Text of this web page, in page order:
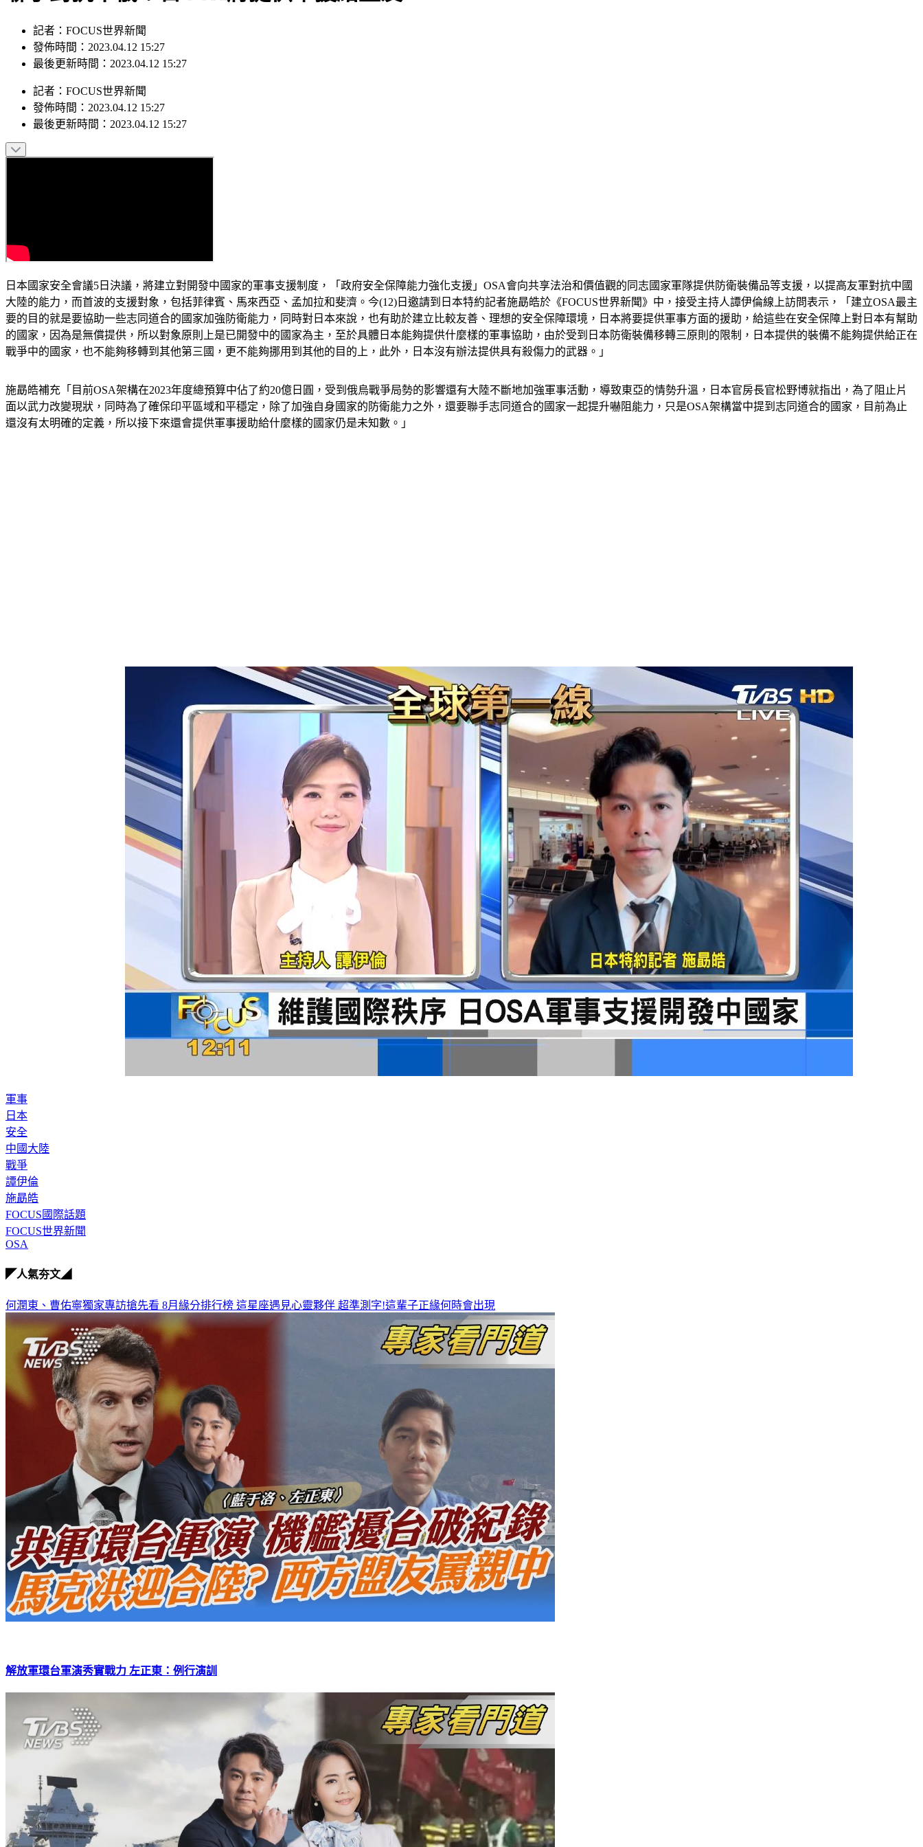
記者：FOCUS世界新聞
發佈時間：2023.04.12 15:27
最後更新時間：2023.04.12 15:27
記者 ： FOCUS世界新聞
發佈時間： 2023.04.12 15:27
最後更新時間： 2023.04.12 15:27
日本國家安全會議5日決議，將建立對開發中國家的軍事支援制度，「政府安全保障能力強化支援」OSA會向共享法治和價值觀的同志國家軍隊提供防衛裝備品等支援，以提高友軍對抗中國
大陸的能力，而首波的支援對象，包括菲律賓、馬來西亞、孟加拉和斐濟。今(12)日邀請到日本特約記者施勗皓於《FOCUS世界新聞》中，接受主持人譚伊倫線上訪問表示，「建立OSA最主
要的目的就是要協助一些志同道合的國家加強防衛能力，同時對日本來說，也有助於建立比較友善、理想的安全保障環境，日本將要提供軍事方面的援助，給這些在安全保障上對日本有幫助
的國家，因為是無償提供，所以對象原則上是已開發中的國家為主，至於具體日本能夠提供什麼樣的軍事協助，由於受到日本防衛裝備移轉三原則的限制，日本提供的裝備不能夠提供給正在
戰爭中的國家，也不能夠移轉到其他第三國，更不能夠挪用到其他的目的上，此外，日本沒有辦法提供具有殺傷力的武器。」
施勗皓補充「目前OSA架構在2023年度總預算中佔了約20億日圓，受到俄烏戰爭局勢的影響還有大陸不斷地加強軍事活動，導致東亞的情勢升溫，日本官房長官松野博就指出，為了阻止片
面以武力改變現狀，同時為了確保印平區域和平穩定，除了加強自身國家的防衛能力之外，還要聯手志同道合的國家一起提升嚇阻能力，只是OSA架構當中提到志同道合的國家，目前為止
還沒有太明確的定義，所以接下來還會提供軍事援助給什麼樣的國家仍是未知數。」
軍事
日本
安全
中國大陸
戰爭
譚伊倫
施勗皓
FOCUS國際話題
FOCUS世界新聞
OSA
◤人氣夯文◢
何潤東、曹佑寧獨家專訪搶先看 8月緣分排行榜 這星座遇見心靈夥伴 超準測字!這輩子正緣何時會出現
解放軍環台軍演秀實戰力 左正東：例行演訓